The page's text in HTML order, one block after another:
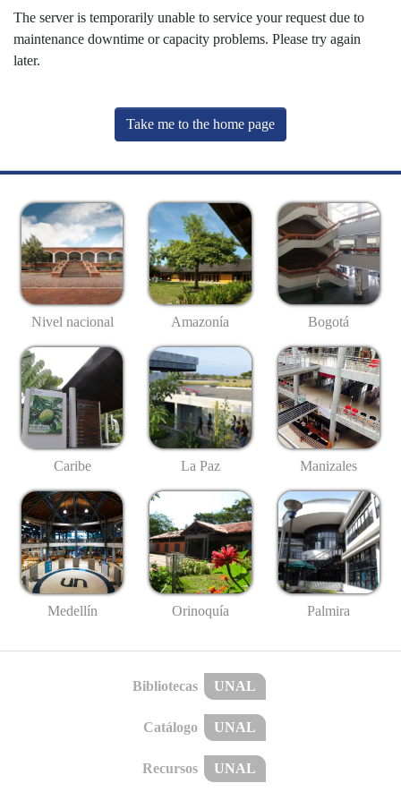
The server is temporarily unable to service your request due to
maintenance downtime or capacity problems. Please try again
later.
Take me to the home page
Nivel nacional Amazonía Bogotá
Caribe La Paz Manizales
Medellín Orinoquía Palmira
Bibliotecas UNAL
Catálogo UNAL
Recursos UNAL